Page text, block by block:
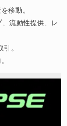
移動。
流動性提供、レ
。